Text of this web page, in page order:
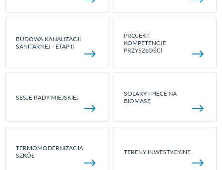
BUDOWA KANALIZACJI
SANITARNEJ - ETAP II
PROJEKT:
KOMPETENCJE
PRZYSZŁOŚCI
SESJE RADY MIEJSKIEJ
SOLARY I PIECE NA
BIOMASĘ
TERMOMODERNIZACJA
SZKÓŁ
TERENY INWESTYCYJNE